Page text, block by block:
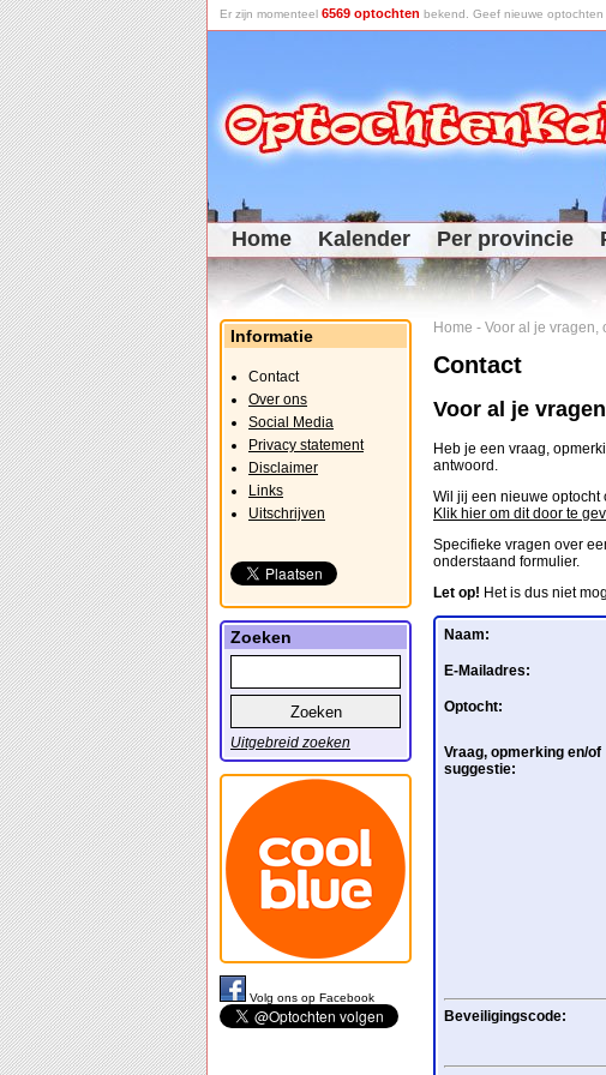
Er zijn momenteel 6569 optochten bekend. Geef nieuwe
Home Kalender Per provincie
Home - Voor al je vragen,
Contact
Voor al je
Heb je een vraag,
antwoord.
Wil jij een nieuwe
Klik hier om dit door te
Specifieke vragen over
onderstaand formulier.
Let op! Het is dus niet
Naam:
E-Mailadres:
Optocht:
Vraag, opmerking en/of
suggestie:
Beveiligingscode:
Informatie
Contact
Over ons
Social Media
Privacy statement
Disclaimer
Links
Uitschrijven
Zoeken
Uitgebreid zoeken
Volg ons op Facebook